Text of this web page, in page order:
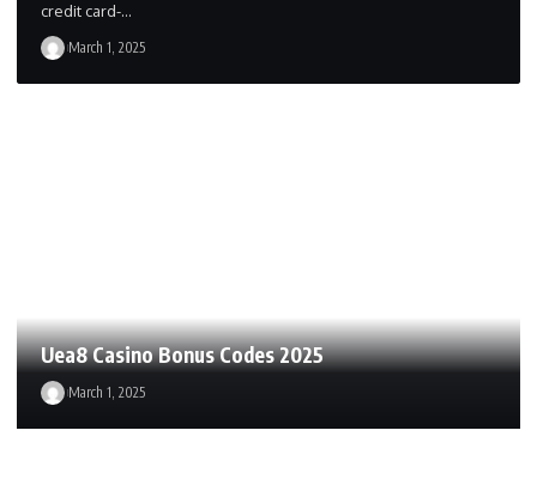
credit card-…
March 1, 2025
Uea8 Casino Bonus Codes 2025
March 1, 2025